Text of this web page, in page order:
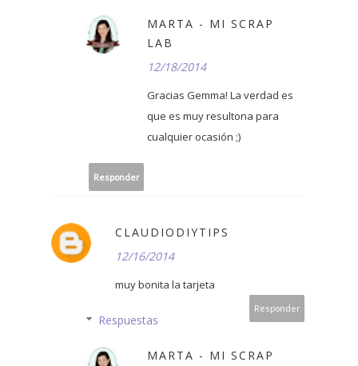
MARTA - MI SCRAP
LAB
12/18/2014
Gracias Gemma! La verdad es
que es muy resultona para
cualquier ocasión ;)
Responder
CLAUDIODIYTIPS
12/16/2014
muy bonita la tarjeta
Responder
Respuestas
MARTA - MI SCRAP